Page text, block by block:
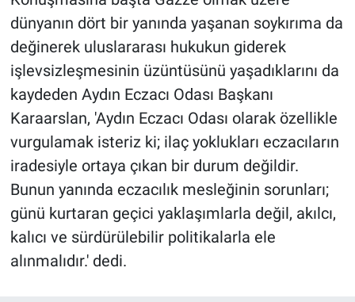
dünyanın dört bir yanında yaşanan soykırıma da
değinerek uluslararası hukukun giderek
işlevsizleşmesinin üzüntüsünü yaşadıklarını da
kaydeden Aydın Eczacı Odası Başkanı
Karaarslan, 'Aydın Eczacı Odası olarak özellikle
vurgulamak isteriz ki; ilaç yoklukları eczacıların
iradesiyle ortaya çıkan bir durum değildir.
Bunun yanında eczacılık mesleğinin sorunları;
günü kurtaran geçici yaklaşımlarla değil, akılcı,
kalıcı ve sürdürülebilir politikalarla ele
alınmalıdır.' dedi.